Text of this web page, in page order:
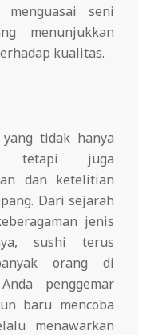
seni
menunjukkan
kualitas.
tidak hanya
tetapi juga
dan ketelitian
Dari sejarah
jenis
sushi terus
orang di
penggemar
baru mencoba
menawarkan